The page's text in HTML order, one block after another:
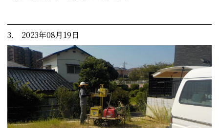
3. 2023年08月19日